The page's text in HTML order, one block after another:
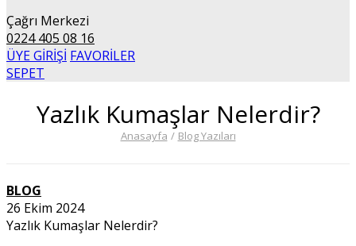
Çağrı Merkezi
0224 405 08 16
ÜYE GİRİŞİ FAVORİLER
SEPET
Yazlık Kumaşlar Nelerdir?
Anasayfa / Blog Yazıları
BLOG
26 Ekim 2024
Yazlık Kumaşlar Nelerdir?